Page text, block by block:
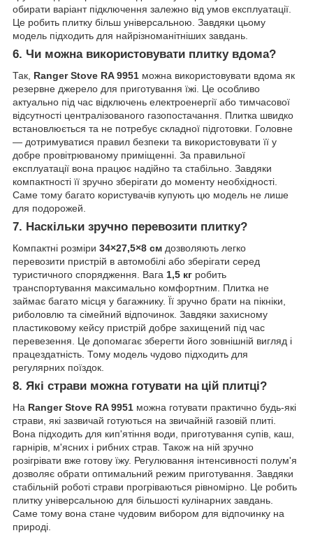
обирати варіант підключення залежно від умов експлуатації.
Це робить плитку більш універсальною. Завдяки цьому
модель підходить для найрізноманітніших завдань.
6. Чи можна використовувати плитку вдома?
Так, Ranger Stove RA 9951 можна використовувати вдома як
резервне джерело для приготування їжі. Це особливо
актуально під час відключень електроенергії або тимчасової
відсутності централізованого газопостачання. Плитка швидко
встановлюється та не потребує складної підготовки. Головне
— дотримуватися правил безпеки та використовувати її у
добре провітрюваному приміщенні. За правильної
експлуатації вона працює надійно та стабільно. Завдяки
компактності її зручно зберігати до моменту необхідності.
Саме тому багато користувачів купують цю модель не лише
для подорожей.
7. Наскільки зручно перевозити плитку?
Компактні розміри 34×27,5×8 см дозволяють легко
перевозити пристрій в автомобілі або зберігати серед
туристичного спорядження. Вага 1,5 кг робить
транспортування максимально комфортним. Плитка не
займає багато місця у багажнику. Її зручно брати на пікніки,
риболовлю та сімейний відпочинок. Завдяки захисному
пластиковому кейсу пристрій добре захищений під час
перевезення. Це допомагає зберегти його зовнішній вигляд і
працездатність. Тому модель чудово підходить для
регулярних поїздок.
8. Які страви можна готувати на цій плитці?
На Ranger Stove RA 9951 можна готувати практично будь-які
страви, які зазвичай готуються на звичайній газовій плиті.
Вона підходить для кип'ятіння води, приготування супів, каш,
гарнірів, м'ясних і рибних страв. Також на ній зручно
розігрівати вже готову їжу. Регулювання інтенсивності полум'я
дозволяє обрати оптимальний режим приготування. Завдяки
стабільній роботі страви прогріваються рівномірно. Це робить
плитку універсальною для більшості кулінарних завдань.
Саме тому вона стане чудовим вибором для відпочинку на
природі.